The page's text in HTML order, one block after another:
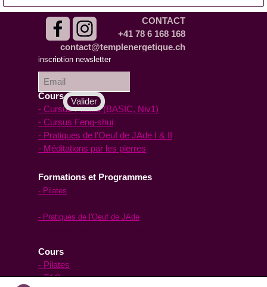
inscription à la
Cours
- Pilates
- TAO yoga
inscription newsletter
CONTACT
+41 78 6 168 168
contact@templenergetique.ch
Cours en ligne
- Cursus Pilates (BASIC, Niv1)
- Cursus Feng-shui
- Pratiques de l'Oeuf de JAde I & II
- Méditations par les pierres
Formations et Programmes
- Pilates
- Pratiques de l'Oeuf de JAde